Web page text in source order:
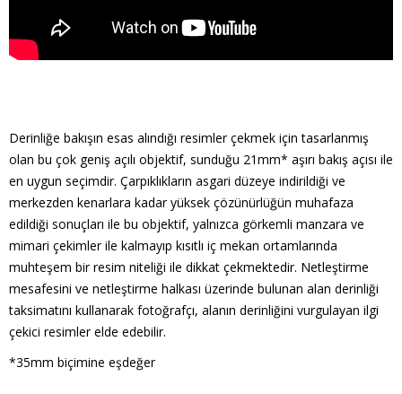
Derinliğe bakışın esas alındığı resimler çekmek için tasarlanmış
olan bu çok geniş açılı objektif, sunduğu 21mm* aşırı bakış açısı ile
en uygun seçimdir. Çarpıklıkların asgari düzeye indirildiği ve
merkezden kenarlara kadar yüksek çözünürlüğün muhafaza
edildiği sonuçları ile bu objektif, yalnızca görkemli manzara ve
mimari çekimler ile kalmayıp kısıtlı iç mekan ortamlarında
muhteşem bir resim niteliği ile dikkat çekmektedir. Netleştirme
mesafesini ve netleştirme halkası üzerinde bulunan alan derinliği
taksimatını kullanarak fotoğrafçı, alanın derinliğini vurgulayan ilgi
çekici resimler elde edebilir.
*35mm biçimine eşdeğer